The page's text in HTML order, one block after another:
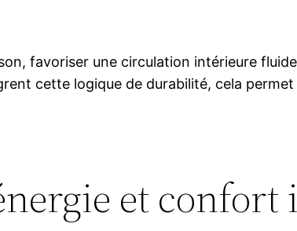
favoriser une circulation intérieure
cette logique de durabilité, cela
et